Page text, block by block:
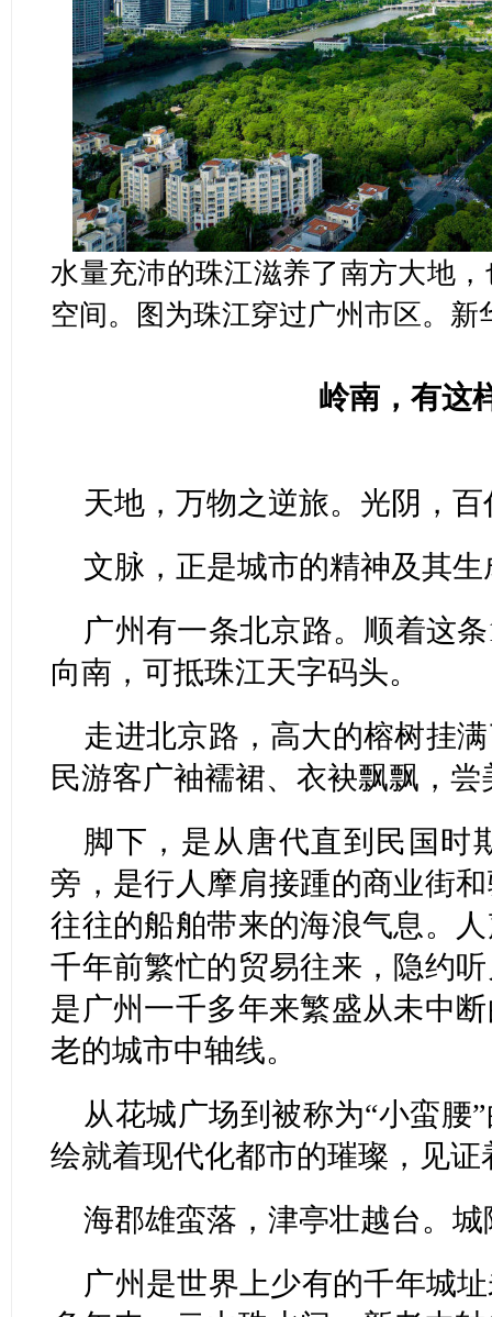
水量充沛的珠江滋养了南方大地
空间。图为珠江穿过广州市区。
岭南，有这
天地，万物之逆旅。光阴，
文脉，正是城市的精神及其
广州有一条北京路。顺着这
向南，可抵珠江天字码头。
走进北京路，高大的榕树挂
民游客广袖襦裙、衣袂飘飘，
脚下，是从唐代直到民国时
旁，是行人摩肩接踵的商业街
往往的船舶带来的海浪气息。
千年前繁忙的贸易往来，隐约
是广州一千多年来繁盛从未中
老的城市中轴线。
从花城广场到被称为“小蛮腰
绘就着现代化都市的璀璨，见
海郡雄蛮落，津亭壮越台。
广州是世界上少有的千年城